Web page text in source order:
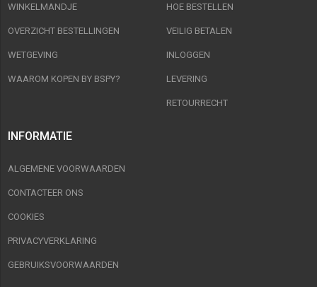
WINKELMANDJE
OVERZICHT BESTELLINGEN
WETGEVING
WAAROM KOPEN BY BSPY?
HOE BESTELLEN
VEILIG BETALEN
INLOGGEN
LEVERING
RETOURRECHT
INFORMATIE
ALGEMENE VOORWAARDEN
CONTACTEER ONS
COOKIES
PRIVACYVERKLARING
GEBRUIKSVOORWAARDEN